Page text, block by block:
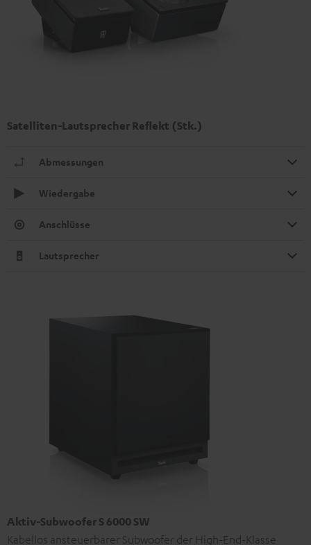
Satelliten-Lautsprecher Reflekt (Stk.)
Abmessungen
Wiedergabe
Anschlüsse
Lautsprecher
Aktiv-Subwoofer S 6000 SW
Kabellos ansteuerbarer Subwoofer der High-End-Klasse